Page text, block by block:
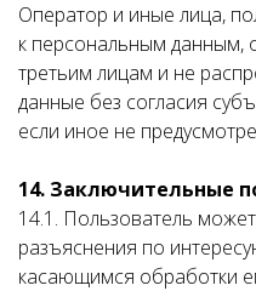
Оператор и иные лица,
к персональным данным,
третьим лицам и не
данные без согласия
если иное не
14. Заключительные
14.1. Пользователь
разъяснения по
касающимся обработки